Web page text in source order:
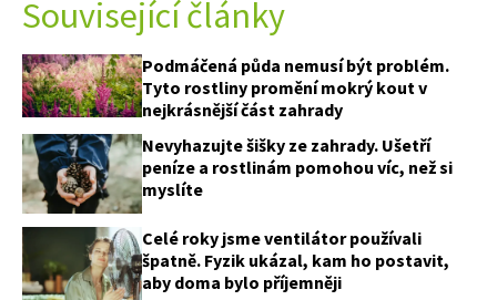
Související články
Podmáčená půda nemusí být problém.
Tyto rostliny promění mokrý kout v
nejkrásnější část zahrady
Nevyhazujte šišky ze zahrady. Ušetří
peníze a rostlinám pomohou víc, než si
myslíte
Celé roky jsme ventilátor používali
špatně. Fyzik ukázal, kam ho postavit,
aby doma bylo příjemněji